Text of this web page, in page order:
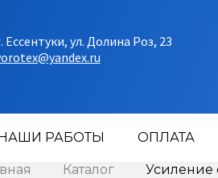
Ессентуки, ул. Долина Роз, 23
РАБОТЫ ОПЛАТА
Каталог Усиление